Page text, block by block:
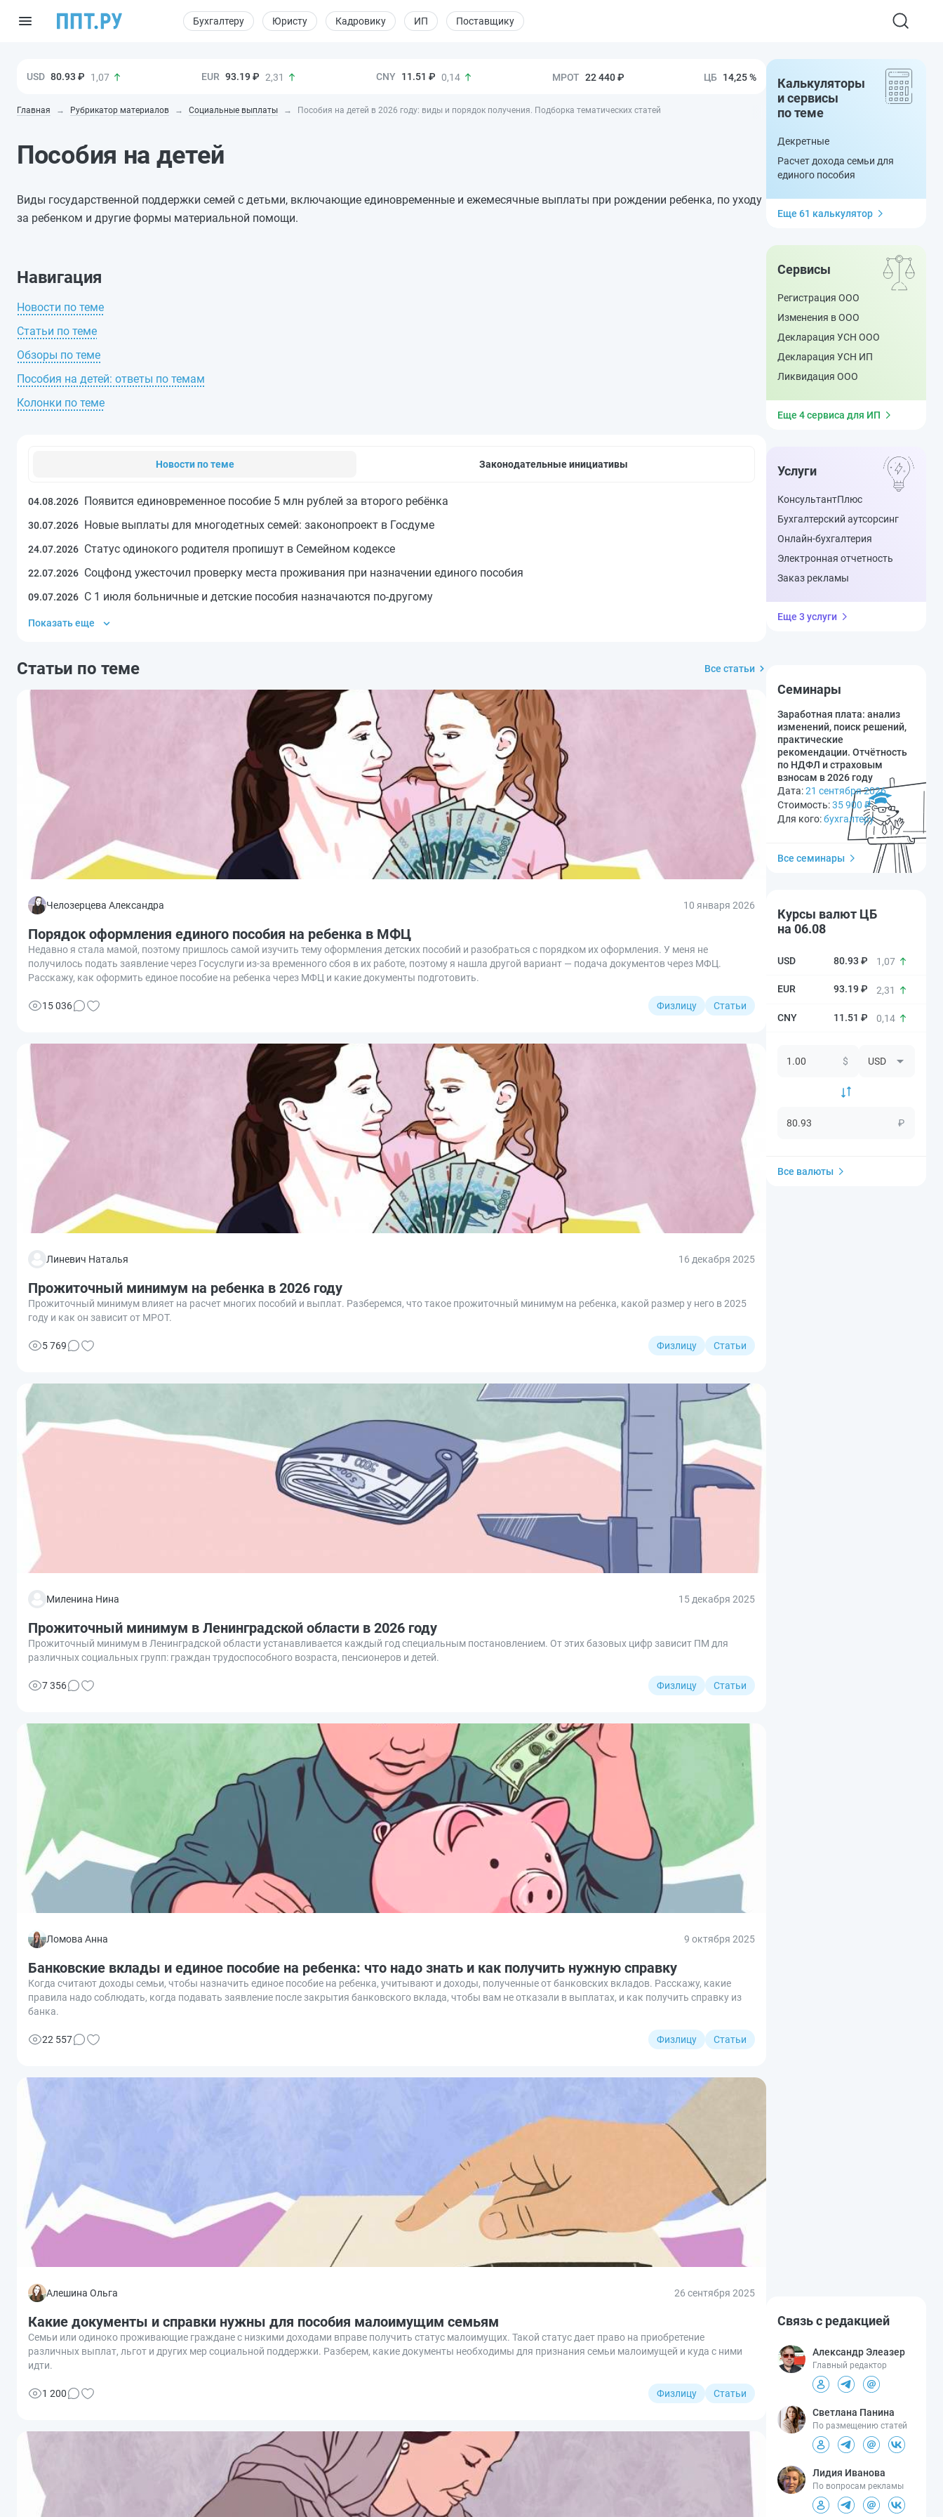
Бухгалтеру Юристу Кадровику ИП Поставщику
80.93 ₽ 1,07 93.19 ₽ 2,31 11.51 ₽ 0,14 22 440 ₽ 14,25 %
Главная Рубрикатор материалов Социальные выплаты Пособия на детей в 2026 году: виды и порядок получения. Подборка тематических статей
Пособия на детей
Виды государственной поддержки семей с детьми, включающие единовременные и ежемесячные выплаты при рождении ребенка, по уходу
за ребенком и другие формы материальной помощи.
Новости по теме Законодательные инициативы
04.08.2026 Появится единовременное пособие 5 млн рублей за второго ребёнка
30.07.2026 Новые выплаты для многодетных семей: законопроект в Госдуме
24.07.2026 Статус одинокого родителя пропишут в Семейном кодексе
22.07.2026 Соцфонд ужесточил проверку места проживания при назначении единого пособия
09.07.2026 С 1 июля больничные и детские пособия назначаются по-другому
Показать еще
Статьи по теме Все статьи
Челозерцева Александра 10 января 2026
Порядок оформления единого пособия на ребенка в МФЦ
Недавно я стала мамой, поэтому пришлось самой изучить тему оформления детских пособий и разобраться с порядком их оформления. У меня не
получилось подать заявление через Госуслуги из-за временного сбоя в их работе, поэтому я нашла другой вариант — подача документов через МФЦ.
Расскажу, как оформить единое пособие на ребенка через МФЦ и какие документы подготовить.
Физлицу Статьи
15 036
Линевич Наталья 16 декабря 2025
Прожиточный минимум на ребенка в 2026 году
Прожиточный минимум влияет на расчет многих пособий и выплат. Разберемся, что такое прожиточный минимум на ребенка, какой размер у него в 2025
году и как он зависит от МРОТ.
Физлицу Статьи
5 769
Миленина Нина 15 декабря 2025
Прожиточный минимум в Ленинградской области в 2026 году
Прожиточный минимум в Ленинградской области устанавливается каждый год специальным постановлением. От этих базовых цифр зависит ПМ для
различных социальных групп: граждан трудоспособного возраста, пенсионеров и детей.
Физлицу Статьи
7 356
Ломова Анна 9 октября 2025
Банковские вклады и единое пособие на ребенка: что надо знать и как получить нужную справку
Когда считают доходы семьи, чтобы назначить единое пособие на ребенка, учитывают и доходы, полученные от банковских вкладов. Расскажу, какие
правила надо соблюдать, когда подавать заявление после закрытия банковского вклада, чтобы вам не отказали в выплатах, и как получить справку из
банка.
Физлицу Статьи
22 557
Алешина Ольга 26 сентября 2025
Какие документы и справки нужны для пособия малоимущим семьям
Семьи или одиноко проживающие граждане с низкими доходами вправе получить статус малоимущих. Такой статус дает право на приобретение
различных выплат, льгот и других мер социальной поддержки. Разберем, какие документы необходимы для признания семьи малоимущей и куда с ними
идти.
Физлицу Статьи
1 200
Навигация
Новости по теме
Статьи по теме
Обзоры по теме
Пособия на детей: ответы по темам
Колонки по теме
Калькуляторы
и сервисы
по теме
Декретные
Расчет дохода семьи для
единого пособия
Еще 61 калькулятор
Сервисы
Регистрация ООО
Изменения в ООО
Декларация УСН ООО
Декларация УСН ИП
Ликвидация ООО
Еще 4 сервиса для ИП
Услуги
КонсультантПлюс
Бухгалтерский аутсорсинг
Онлайн-бухгалтерия
Электронная отчетность
Заказ рекламы
Еще 3 услуги
Семинары
Заработная плата: анализ
изменений, поиск решений,
практические
рекомендации. Отчётность
по НДФЛ и страховым
взносам в 2026 году
Дата:21 сентября 2026
Стоимость:35 900 ₽
Для кого:бухгалтеру
Все семинары
Курсы валют ЦБ
на 06.08
80.93 ₽ 1,07
93.19 ₽ 2,31
11.51 ₽ 0,14
$
₽
Все валюты
Связь с редакцией
Александр Элеазер
Главный редактор
Светлана Панина
По размещению статей
Лидия Иванова
По вопросам рекламы